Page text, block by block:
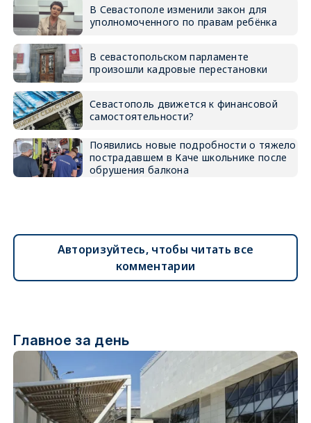
В Севастополе изменили закон для
уполномоченного по правам ребёнка
В севастопольском парламенте
произошли кадровые перестановки
Севастополь движется к финансовой
самостоятельности?
Появились новые подробности о тяжело
пострадавшем в Каче школьнике после
обрушения балкона
Авторизуйтесь, чтобы читать все
комментарии
Главное за день